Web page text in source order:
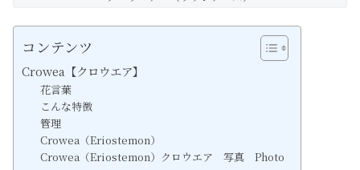
コンテンツ
Crowea【クロウエア】
花言葉
こんな特徴
管理
Crowea（Eriostemon）
Crowea（Eriostemon）クロウエア 写真 Photo